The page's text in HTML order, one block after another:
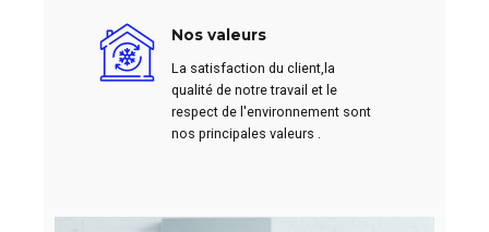
Nos valeurs
La satisfaction du client,la
qualité de notre travail et le
respect de l'environnement sont
nos principales valeurs .